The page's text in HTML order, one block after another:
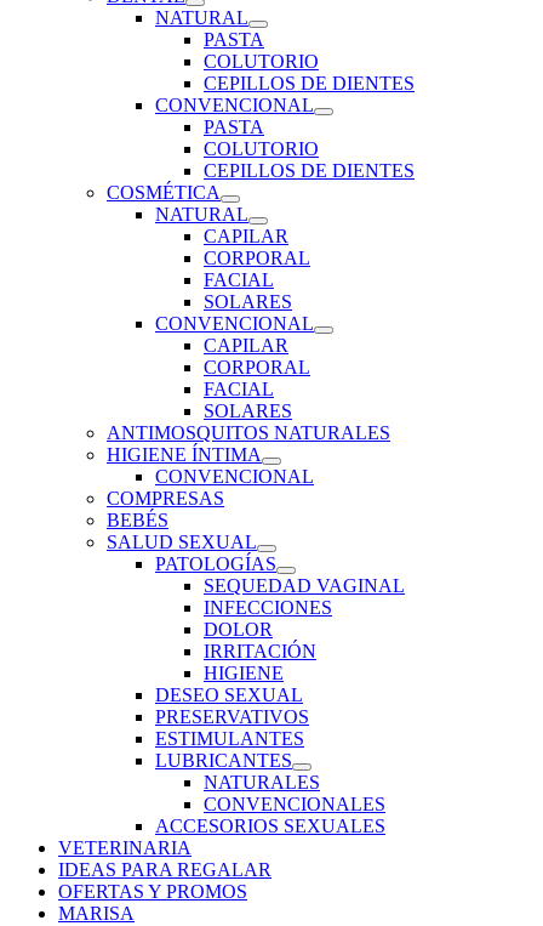
NATURAL
PASTA
COLUTORIO
CEPILLOS DE DIENTES
CONVENCIONAL
PASTA
COLUTORIO
CEPILLOS DE DIENTES
COSMÉTICA
NATURAL
CAPILAR
CORPORAL
FACIAL
SOLARES
CONVENCIONAL
CAPILAR
CORPORAL
FACIAL
SOLARES
ANTIMOSQUITOS NATURALES
HIGIENE ÍNTIMA
CONVENCIONAL
COMPRESAS
BEBÉS
SALUD SEXUAL
PATOLOGÍAS
SEQUEDAD VAGINAL
INFECCIONES
DOLOR
IRRITACIÓN
HIGIENE
DESEO SEXUAL
PRESERVATIVOS
ESTIMULANTES
LUBRICANTES
NATURALES
CONVENCIONALES
ACCESORIOS SEXUALES
VETERINARIA
IDEAS PARA REGALAR
OFERTAS Y PROMOS
MARISA